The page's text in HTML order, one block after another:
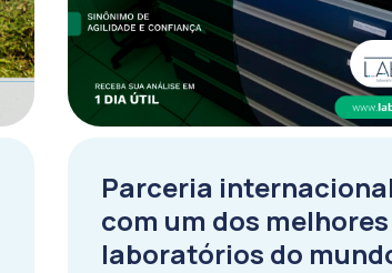
Parceria internacional
com um dos melhores
laboratórios do